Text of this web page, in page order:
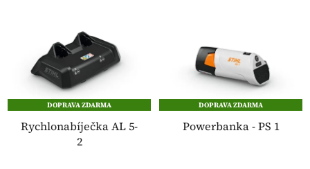
DOPRAVA ZDARMA
Rychlonabíječka AL 5-
2
DOPRAVA ZDARMA
Powerbanka - PS 1